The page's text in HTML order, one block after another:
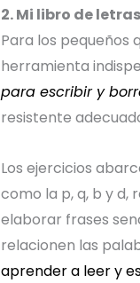
2. Mi libro de
Para los pequeños
herramienta
para escribir y
resistente
Los ejercicios
como la p, q, b y
elaborar frases
relacionen las
aprender a leer y